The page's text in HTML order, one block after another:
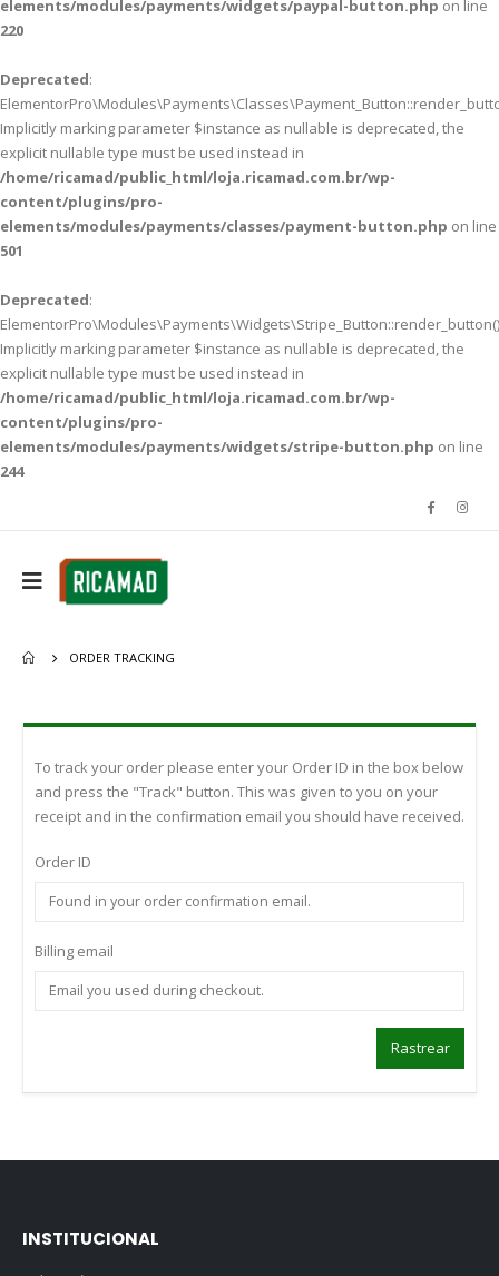
elements/modules/payments/widgets/paypal-button.php on line
220
Deprecated:
Implicitly marking parameter $instance as nullable is deprecated, the
explicit nullable type must be used instead in
/home/ricamad/public_html/loja.ricamad.com.br/wp-
content/plugins/pro-
elements/modules/payments/classes/payment-button.php on line
501
Deprecated:
Implicitly marking parameter $instance as nullable is deprecated, the
explicit nullable type must be used instead in
/home/ricamad/public_html/loja.ricamad.com.br/wp-
content/plugins/pro-
elements/modules/payments/widgets/stripe-button.php on line
244
ORDER TRACKING
To track your order please enter your Order ID in the box below
and press the "Track" button. This was given to you on your
receipt and in the confirmation email you should have received.
Order ID
Billing email
Rastrear
INSTITUCIONAL